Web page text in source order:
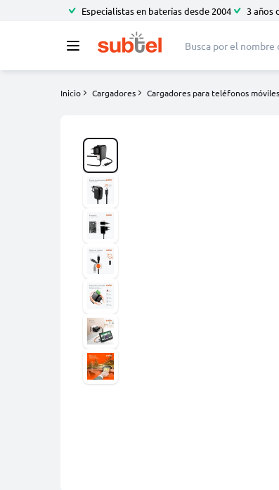
Especialistas en baterías desde 2004 3 años
Inicio Cargadores Cargadores para teléfonos